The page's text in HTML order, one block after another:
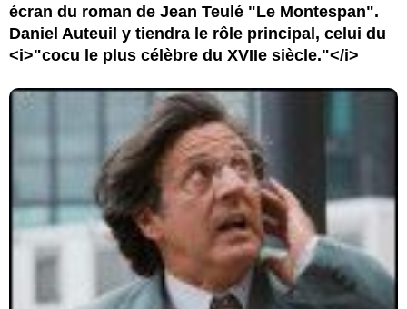
écran du roman de Jean Teulé "Le Montespan".
Daniel Auteuil y tiendra le rôle principal, celui du
<i>"cocu le plus célèbre du XVIIe siècle."</i>